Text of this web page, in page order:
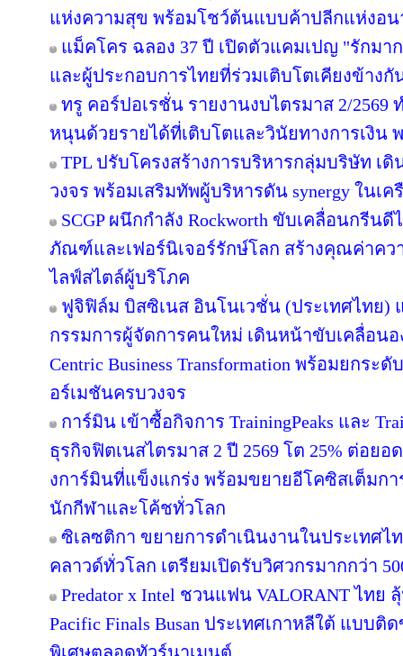
แห่งความสุข พร้อมโชว์ต้นแบบค้าปลีกแห่งอ
แม็คโคร ฉลอง 37 ปี เปิดตัวแคมเปญ "รักม
และผู้ประกอบการไทยที่ร่วมเติบโตเคียงข้างกั
ทรู คอร์ปอเรชั่น รายงานงบไตรมาส 2/2569
หนุนด้วยรายได้ที่เติบโตและวินัยทางการเงิน
TPL ปรับโครงสร้างการบริหารกลุ่มบริษัท เ
วงจร พร้อมเสริมทัพผู้บริหารดัน synergy ในเค
SCGP ผนึกกำลัง Rockworth ขับเคลื่อนกรี
ภัณฑ์และเฟอร์นิเจอร์รักษ์โลก สร้างคุณค่าคว
ไลฟ์สไตล์ผู้บริโภค
ฟูจิฟิล์ม บิสซิเนส อินโนเวชั่น (ประเทศไทย)
กรรมการผู้จัดการคนใหม่ เดินหน้าขับเคลื่อนอ
Centric Business Transformation พร้อมยก
อร์เมชันครบวงจร
การ์มิน เข้าซื้อกิจการ TrainingPeaks และ
ธุรกิจฟิตเนสไตรมาส 2 ปี 2569 โต 25% ต่อย
งการ์มินที่แข็งแกร่ง พร้อมขยายอีโคซิสเต็มก
นักกีฬาและโค้ชทั่วโลก
ซิเลซติกา ขยายการดำเนินงานในประเทศไ
คลาวด์ทั่วโลก เตรียมเปิดรับวิศวกรมากกว่า
Predator x Intel ชวนแฟน VALORANT ไท
Pacific Finals Busan ประเทศเกาหลีใต้ แบบ